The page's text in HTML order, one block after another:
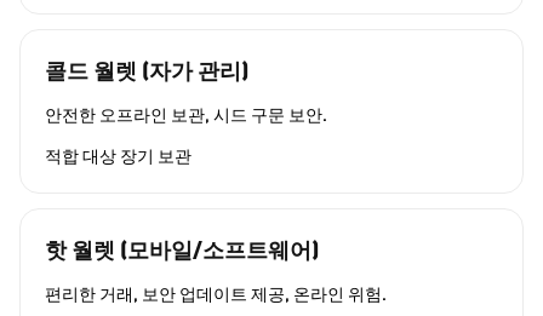
콜드 월렛 (자가 관리)
안전한 오프라인 보관, 시드 구문 보안.
적합 대상 장기 보관
핫 월렛 (모바일/소프트웨어)
편리한 거래, 보안 업데이트 제공, 온라인 위험.